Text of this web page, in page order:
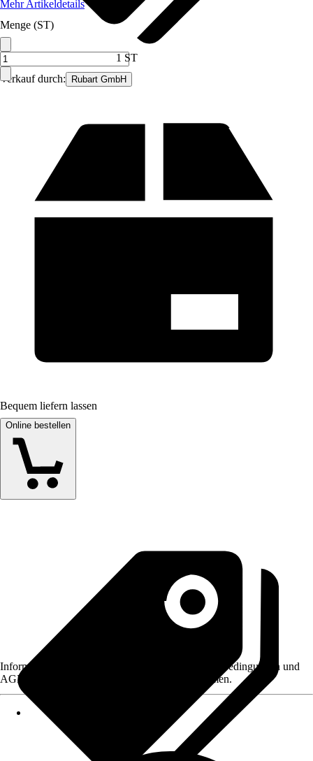
Verkauf durch: Rubart GmbH
Mehr Artikeldetails
Menge (ST)
1 ST
Bequem liefern lassen
Online bestellen
Informationen des Verkäufers, wie z. B. Rückgabebedingungen und
AGB, finden Sie bei Klick auf den Verkäufernamen.